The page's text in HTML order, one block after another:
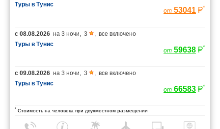
Туры в Тунис
от 53041 *
с 08.08.2026 на 3 ночи, 3 , все включено
Туры в Тунис
от 59638 *
с 09.08.2026 на 3 ночи, 3 , все включено
Туры в Тунис
от 66583 *
* Стоимость на человека при двухместном размещении